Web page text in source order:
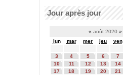
Jour après jour
« août 2020 »
lun
mar mer jeu ven
3
4 5 6 7
10
11 12 13 14
17
18 19 20 21